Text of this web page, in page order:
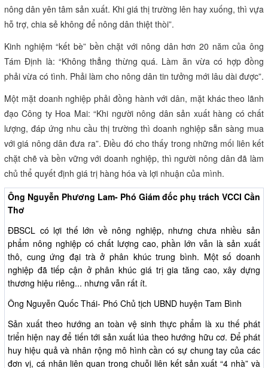
Ông Tám Định- một chủ vựa trái cây ở Cao Lãnh (Đồng Tháp)- cho
biết: “Nhiều người biết “Tám Định đu đủ” à nghen. Chủ vựa và nông
dân có hợp đồng sản xuất, bao tiêu để cung cấp nguyên liệu cho
các nhà máy. Tui cung ứng giống, kỹ thuật cho nông dân, phân vùng
nào trồng tháng nào cho có hàng rải đều, đáp ứng nhu cầu nhà
gien”.
Vựa thu toàn bộ đu đủ của nông dân, rồi phân loại, loại “căn bản”
giao cho các nhà máy chế biến, loại bán cho siêu thị, loại bán chợ…
Tùy thời điểm, có ngày vựa vô 10- 20 tấn hoặc chỉ 1- 2 tấn. Theo
ông Tám Định: “Có nhà máy tiêu thụ, có hợp đồng giá cả ổn định
nông dân yên tâm sản xuất. Khi giá thị trường lên hay xuống, thì vựa
hỗ trợ, chia sẻ không để nông dân thiệt thòi”.
Kinh nghiệm “kết bè” bền chặt với nông dân hơn 20 năm của ông
Tám Định là: “Không thẳng thừng quá. Làm ăn vừa có hợp đồng
phải vừa có tình. Phải làm cho nông dân tin tưởng mới lâu dài được”.
Một mặt doanh nghiệp phải đồng hành với dân, mặt khác theo lãnh
đạo Công ty Hoa Mai: “Khi người nông dân sản xuất hàng có chất
lượng, đáp ứng nhu cầu thị trường thì doanh nghiệp sẵn sàng mua
với giá nông dân đưa ra”. Điều đó cho thấy trong những mối liên kết
chặt chẽ và bền vững với doanh nghiệp, thì người nông dân đã làm
chủ thể quyết định giá trị hàng hóa và lợi nhuận của mình.